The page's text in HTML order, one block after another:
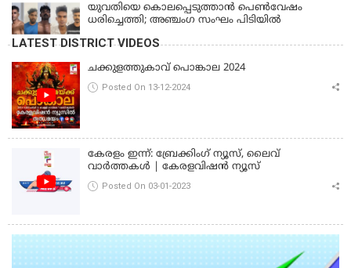
യുവതിയെ കൊലപ്പെടുത്താൻ പെൺവേഷം
ധരിച്ചെത്തി; അഞ്ചംഗ സംഘം പിടിയിൽ
LATEST DISTRICT VIDEOS
ചക്കുളത്തുകാവ് പൊങ്കാല 2024
Posted On 13-12-2024
കേരളം ഇന്ന്: ബ്രേക്കിംഗ് ന്യൂസ്, ലൈവ്
വാർത്തകൾ | കേരളവിഷൻ ന്യൂസ്
Posted On 03-01-2023